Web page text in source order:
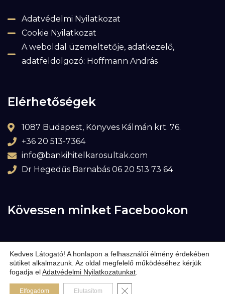
Adatvédelmi Nyilatkozat
Cookie Nyilatkozat
A weboldal üzemeltetője, adatkezelő,
adatfeldolgozó: Hoffmann András
Elérhetőségek
1087 Budapest, Könyves Kálmán krt. 76.
+36 20 513-7364
info@bankihitelkarosultak.com
Dr Hegedűs Barnabás 06 20 513 73 64
Kövessen minket Facebookon
© Copyright 2009-2026 Bankihitelkárosultak – Minden jog fenntartva
Kedves Látogató! A honlapon a felhasználói élmény érdekében
sütiket alkalmazunk. Az oldal megfelelő működéséhez kérjük
fogadja elAdatvédelmi Nyilatkozatunkat
Elfogadom Elutasítom Close GDPR Cookie Banner